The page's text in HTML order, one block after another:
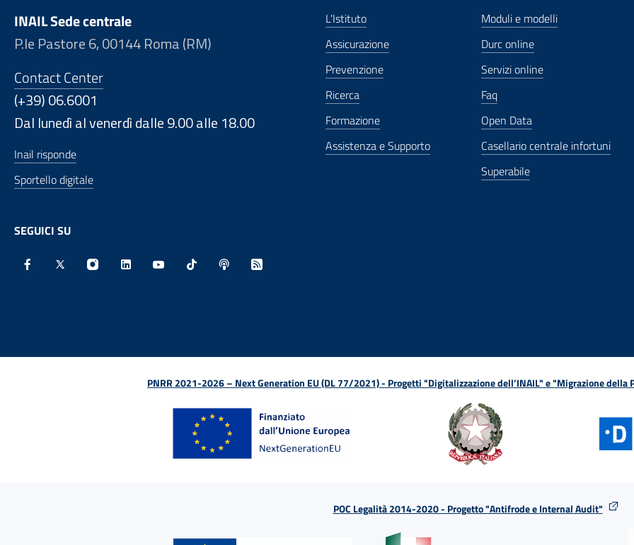
INAIL Sede centrale
P.le Pastore 6, 00144 Roma (RM)
Contact Center
(+39) 06.6001
Dal lunedì al venerdì dalle 9.00 alle 18.00
Inail risponde
Sportello digitale
SEGUICI SU
L'Istituto
Assicurazione
Prevenzione
Ricerca
Formazione
Assistenza e Supporto
Moduli e modelli
Durc online
Servizi online
Faq
Open Data
Casellario centrale infortuni
Superabile
PNRR 2021-2026 – Next Generation EU (DL 77/2021) - Progetti "Digitalizzazione dell’INAIL" e "Migrazione della
POC Legalità 2014-2020 - Progetto "Antifrode e Internal Audit"